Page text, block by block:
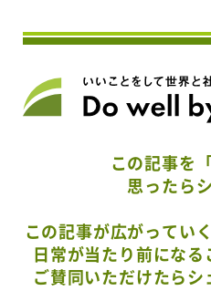
この記事を
思ったら
この記事が広がってい
日常が当たり前になる
ご賛同いただけたらシ